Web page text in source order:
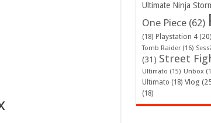
Ultimate Ninja
One Piece(62)
(18) Playstation 4(20)
Tomb Raider(16)
(31) Street
Ultimato (15) Unbox
Ultimato (18) Vlog
(18)